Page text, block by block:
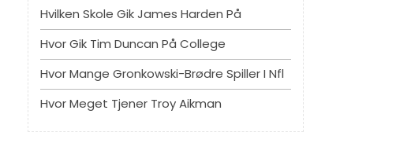
Hvilken Skole Gik James Harden På
Hvor Gik Tim Duncan På College
Hvor Mange Gronkowski-Brødre Spiller I Nfl
Hvor Meget Tjener Troy Aikman